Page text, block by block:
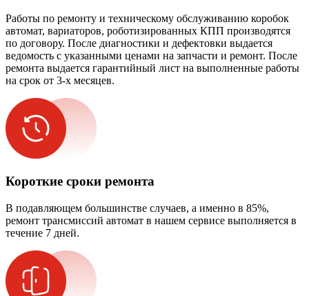
Работы по ремонту и техническому обслуживанию коробок
автомат, вариаторов, роботизированных КПП производятся
по договору. После диагностики и дефектовки выдается
ведомость с указанными ценами на запчасти и ремонт. После
ремонта выдается гарантийный лист на выполненные работы
на срок от 3-х месяцев.
Короткие сроки ремонта
В подавляющем большинстве случаев, а именно в 85%,
ремонт трансмиссий автомат в нашем сервисе выполняется в
течение 7 дней.